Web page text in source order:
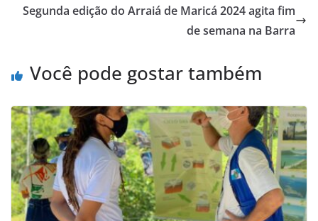
Segunda edição do Arraiá de Maricá 2024 agita fim
de semana na Barra
Você pode gostar também